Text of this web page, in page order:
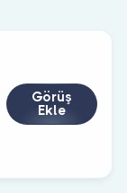
Görüş
Ekle